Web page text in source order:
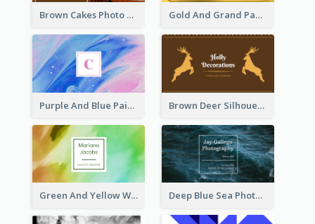
Brown Cakes Photo Bakery Business Card Gold And Grand Paper Texture Business Card
Purple And Blue Painting Texture Business Card Brown Deer Silhouette Christmas Decorations Business Card
Green And Yellow Watercolor Business Card Deep Blue Sea Photography Business Card